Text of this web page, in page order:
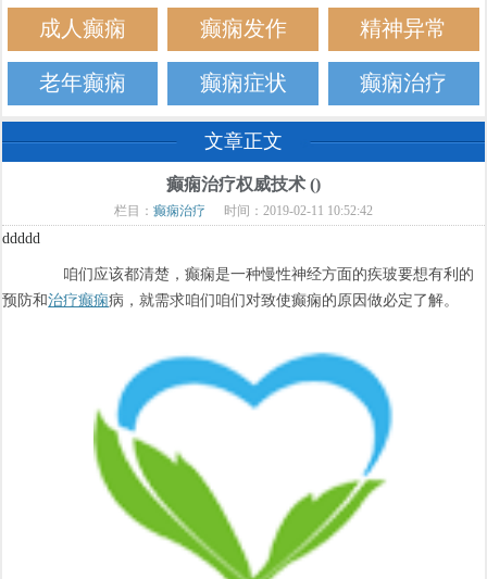
成人癫痫 癫痫发作 精神异常
老年癫痫 癫痫症状 癫痫治疗
文章正文
癫痫治疗权威技术 ()
栏目： 癫痫治疗 时间：2019-02-11 10:52:42
ddddd
咱们应该都清楚，癫痫是一种慢性神经方面的疾玻要想有利的
预防和治疗癫痫病，就需求咱们咱们对致使癫痫的原因做必定了解。